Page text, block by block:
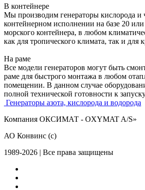
В контейнере
Мы производим генераторы кислорода и
контейнерном исполнении на базе 20
морского контейнера, в любом
как для тропического климата, так и для
На раме
Все модели генераторов могут быть
раме для быстрого монтажа в любом
помещении. В данном случае
полной технической готовности к
Генераторы азота, кислорода и водорода
Компания ОКСИМАТ - OXYMAT A/S»
АО Конвинс (с)
1989-2026 | Все права защищены